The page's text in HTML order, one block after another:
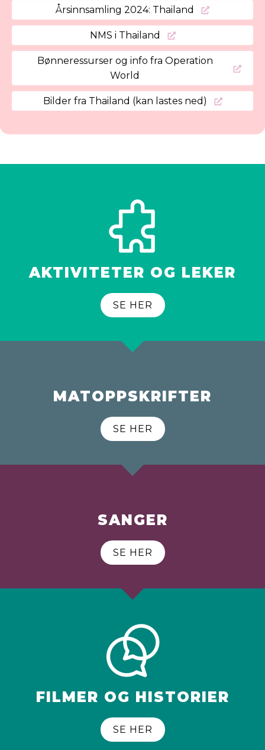
Årsinnsamling 2024: Thailand
NMS i Thailand
Bønneressurser og info fra Operation
World
Bilder fra Thailand (kan lastes ned)
AKTIVITETER OG LEKER
SE HER
MATOPPSKRIFTER
SE HER
SANGER
SE HER
FILMER OG HISTORIER
SE HER